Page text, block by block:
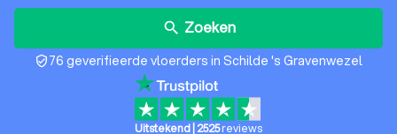
search Zoeken
verified_user76 geverifieerde vloerders in Schilde 's Gravenwezel
Uitstekend 2525reviews